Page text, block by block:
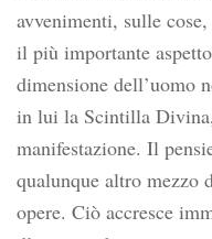
avvenimenti, sulle
il più importante
dimensione dell’uomo
in lui la Scintilla
manifestazione. Il
qualunque altro mezzo
opere. Ciò accresce